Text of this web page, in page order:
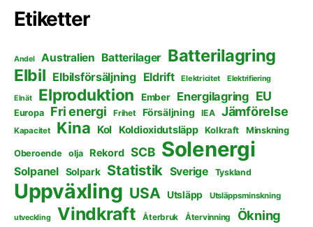
Etiketter
Andel Australien Batterilager Batterilagring
Elbil Elbilsförsäljning Eldrift Elektricitet Elektrifiering
Elnät Elproduktion Ember Energilagring EU
Europa Fri energi Frihet Försäljning IEA Jämförelse
Kapacitet Kina Kol Koldioxidutsläpp Kolkraft Minskning
Oberoende olja Rekord SCB Solenergi
Solpanel Solpark Statistik Sverige Tyskland
Uppväxling USA Utsläpp Utsläppsminskning
utveckling Vindkraft Återbruk Återvinning Ökning